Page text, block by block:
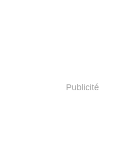
Publicité